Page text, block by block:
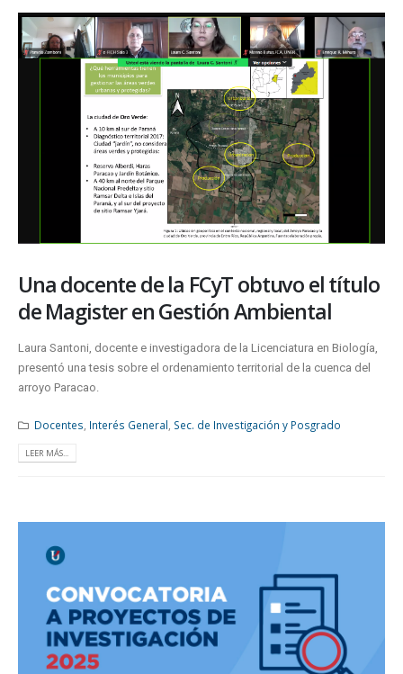
Una docente de la FCyT obtuvo el título
de Magister en Gestión Ambiental
Laura Santoni, docente e investigadora de la Licenciatura en Biología,
presentó una tesis sobre el ordenamiento territorial de la cuenca del
arroyo Paracao.
Docentes Interés General Sec. de Investigación y Posgrado
LEER MÁS...